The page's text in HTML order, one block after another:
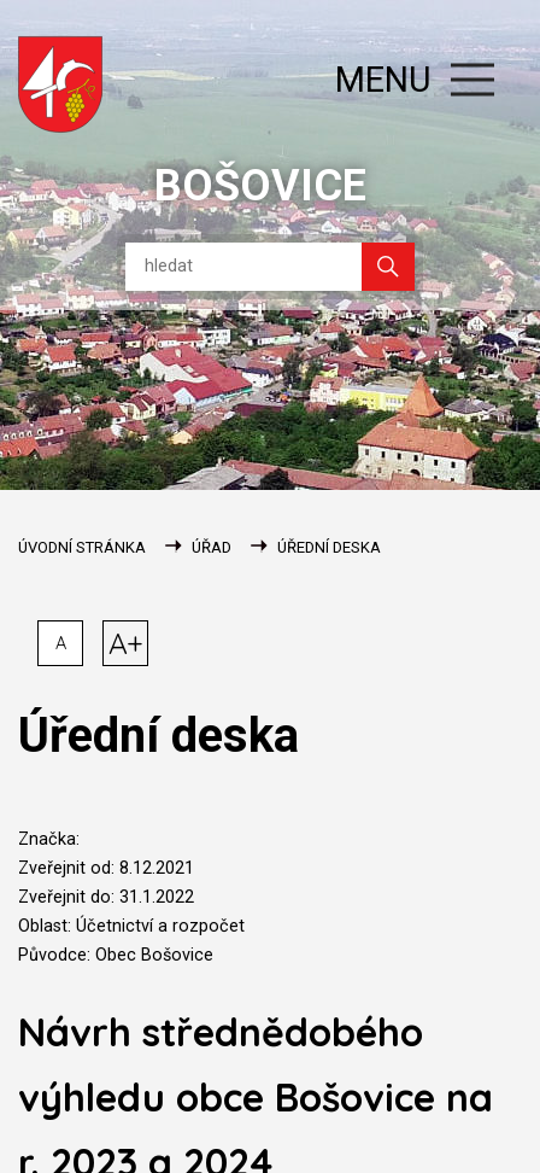
BOŠOVICE
MENU
ÚVODNÍ STRÁNKA ÚŘAD ÚŘEDNÍ DESKA
A A+
Úřední deska
Značka:
Zveřejnit od: 8.12.2021
Zveřejnit do: 31.1.2022
Oblast: Účetnictví a rozpočet
Původce: Obec Bošovice
Návrh střednědobého
výhledu obce Bošovice na
r. 2023 a 2024